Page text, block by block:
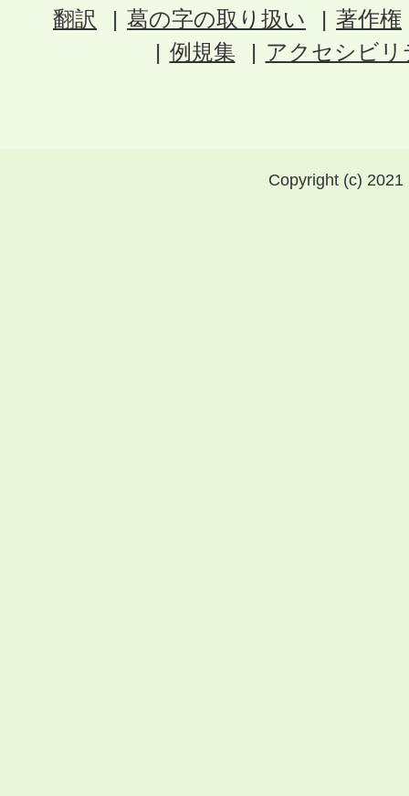
翻訳 葛の字の取り扱い
著作権
例規集
アクセシビ
Copyright (c)